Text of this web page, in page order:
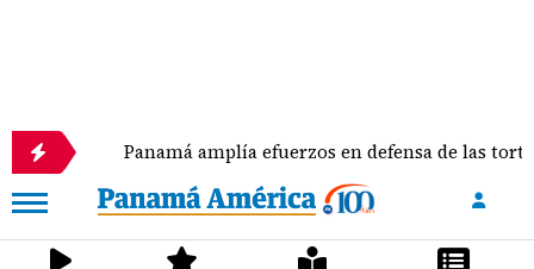
Panamá amplía efuerzos en defensa de las tortugas